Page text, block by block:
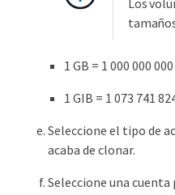
Los
1 GB = 1 000 000
1 GIB = 1 073 741
Seleccione el tipo de
acaba de clonar.
Seleccione una